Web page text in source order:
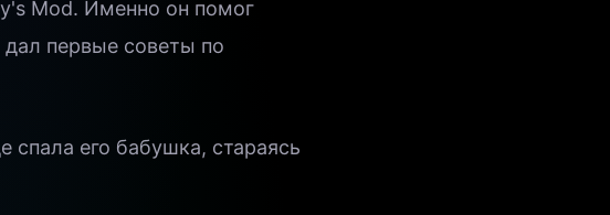
Mod. Именно он помог
дал первые советы по
его бабушка, стараясь